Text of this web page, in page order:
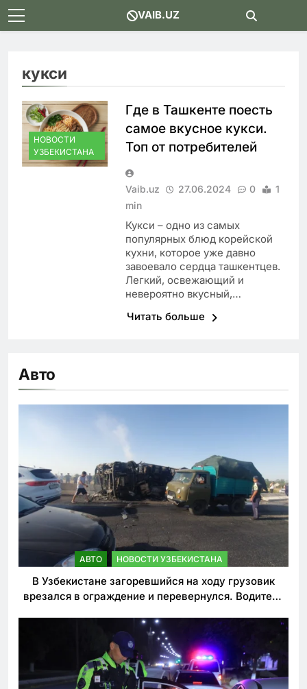
Skip
to
VAIB.UZ
кукси
НОВОСТИ
УЗБЕКИСТАНА
Где в Ташкенте поесть
самое вкусное кукси.
Топ от потребителей
Vaib.uz 27.06.2024 0
1
min
Кукси – одно из самых
популярных блюд корейской
кухни, которое уже давно
завоевало сердца ташкентцев.
Легкий, освежающий и
невероятно вкусный,…
Читать больше
Авто
АВТО НОВОСТИ УЗБЕКИСТАНА
В Узбекистане загоревшийся на ходу грузовик
врезался в ограждение и перевернулся. Водитель